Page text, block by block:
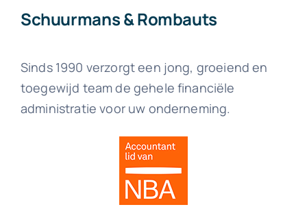
Schuurmans & Rombauts
Sinds 1990 verzorgt een jong, groeiend en
toegewijd team de gehele financiële
administratie voor uw onderneming.